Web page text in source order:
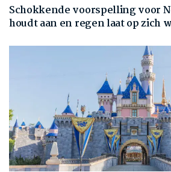
Schokkende voorspelling voor
houdt aan en regen laat op zich